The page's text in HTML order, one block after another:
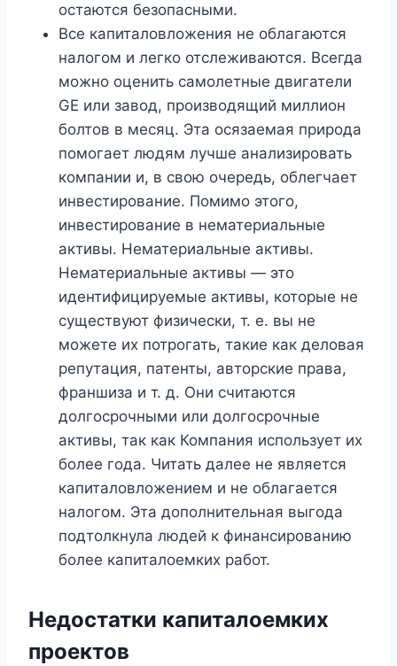
остаются безопасными.
Все капиталовложения не облагаются
налогом и легко отслеживаются. Всегда
можно оценить самолетные двигатели
GE или завод, производящий миллион
болтов в месяц. Эта осязаемая природа
помогает людям лучше анализировать
компании и, в свою очередь, облегчает
инвестирование. Помимо этого,
инвестирование в нематериальные
активы. Нематериальные активы.
Нематериальные активы — это
идентифицируемые активы, которые не
существуют физически, т. е. вы не
можете их потрогать, такие как деловая
репутация, патенты, авторские права,
франшиза и т. д. Они считаются
долгосрочными или долгосрочные
активы, так как Компания использует их
более года. Читать далее не является
капиталовложением и не облагается
налогом. Эта дополнительная выгода
подтолкнула людей к финансированию
более капиталоемких работ.
Недостатки капиталоемких
проектов